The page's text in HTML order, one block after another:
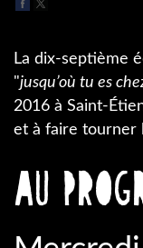
La dix-septième
"jusqu’où tu es
2016 à Saint-
et à faire tourner
Au